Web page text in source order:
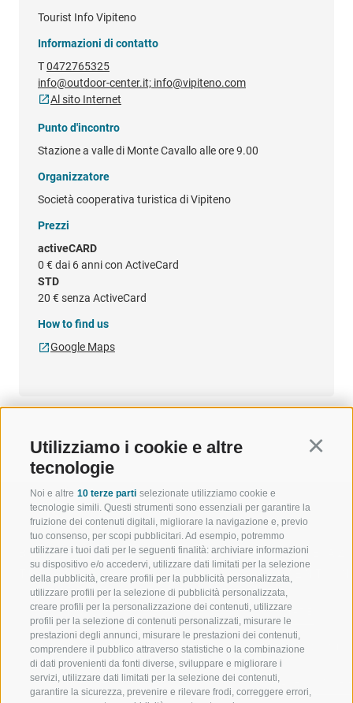
Utilizziamo i cookie e altre
tecnologie
Noi e altre 10 terze parti selezionate utilizziamo cookie e
tecnologie simili. Questi strumenti sono essenziali per garantire la
fruizione dei contenuti digitali, migliorare la navigazione e, previo
tuo consenso, per scopi pubblicitari. Ad esempio, potremmo
utilizzare i tuoi dati per le seguenti finalità: archiviare informazioni
su dispositivo e/o accedervi, utilizzare dati limitati per la selezione
della pubblicità, creare profili per la pubblicità personalizzata,
utilizzare profili per la selezione di pubblicità personalizzata,
creare profili per la personalizzazione dei contenuti, utilizzare
profili per la selezione di contenuti personalizzati, misurare le
prestazioni degli annunci, misurare le prestazioni dei contenuti,
comprendere il pubblico attraverso statistiche o la combinazione
di dati provenienti da fonti diverse, sviluppare e migliorare i
servizi, utilizzare dati limitati per la selezione dei contenuti,
garantire la sicurezza, prevenire e rilevare frodi, correggere errori,
Tourist Info Vipiteno
Informazioni di contatto
T0472765325
info@outdoor-center.it; info@vipiteno.com
Al sito Internet
Punto d'incontro
Stazione a valle di Monte Cavallo alle ore 9.00
Organizzatore
Società cooperativa turistica di Vipiteno
Prezzi
activeCARD
0 € dai 6 anni con ActiveCard
STD
20 € senza ActiveCard
How to find us
Google Maps
BENVENUTI NELLA REGIONE
TURISTICA DI RACINES
VAL GIOVO
VAL RACINES
VAL RIDANNA
SPORT E
MOMENTI
SCIARE
ESCURSIONI
ALTA